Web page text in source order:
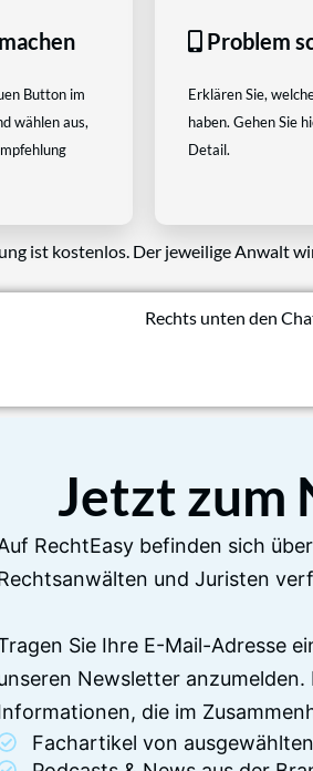
Button im
wählen aus,
Problem
Erklären Sie,
haben. Gehen Sie
Detail.
ist kostenlos. Der jeweilige Anwalt
Rechts unten den
Jetzt zum
RechtEasy befinden sich
und Juristen
Sie Ihre E-Mail-Adresse
Newsletter
die im
Fachartikel von